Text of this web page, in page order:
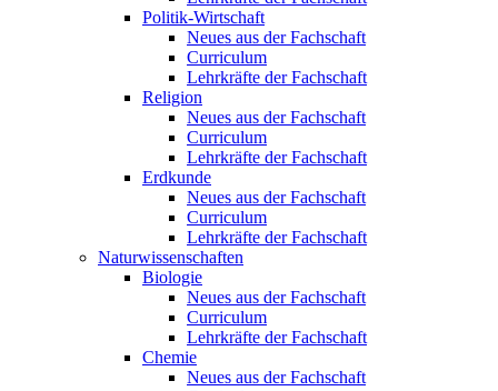
Politik-Wirtschaft
Neues aus der Fachschaft
Curriculum
Lehrkräfte der Fachschaft
Religion
Neues aus der Fachschaft
Curriculum
Lehrkräfte der Fachschaft
Erdkunde
Neues aus der Fachschaft
Curriculum
Lehrkräfte der Fachschaft
Naturwissenschaften
Biologie
Neues aus der Fachschaft
Curriculum
Lehrkräfte der Fachschaft
Chemie
Neues aus der Fachschaft